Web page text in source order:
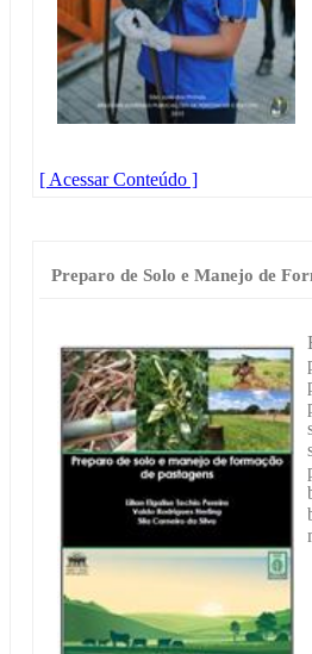
[ Acessar Conteúdo ]
Preparo de Solo e Manejo de